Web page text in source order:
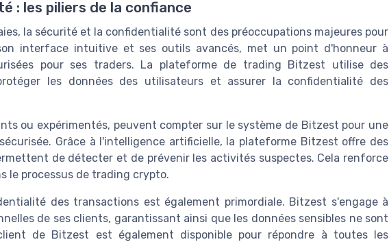
: les piliers de la confiance
la sécurité et la confidentialité sont des préoccupations majeures pour
interface intuitive et ses outils avancés, met un point d'honneur à
pour ses traders. La plateforme de trading Bitzest utilise des
les données des utilisateurs et assurer la confidentialité des
ou expérimentés, peuvent compter sur le système de Bitzest pour une
Grâce à l'intelligence artificielle, la plateforme Bitzest offre des
de détecter et de prévenir les activités suspectes. Cela renforce
le processus de trading crypto.
des transactions est également primordiale. Bitzest s'engage à
de ses clients, garantissant ainsi que les données sensibles ne sont
de Bitzest est également disponible pour répondre à toutes les